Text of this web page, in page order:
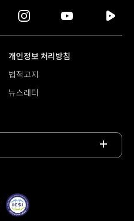
instagram
tv
개인정보 처리방침
법적고지
뉴스레터